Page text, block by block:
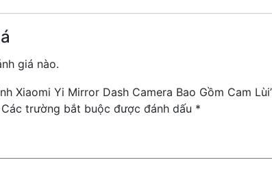
giá nào.
Xiaomi Yi Mirror Dash Camera Bao Gồm Cam
Các trường bắt buộc được đánh dấu *